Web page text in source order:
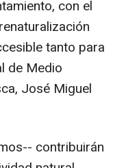
con el
tanto para
de Medio
José Miguel
contribuirán